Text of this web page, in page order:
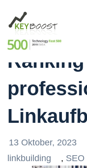
Steigern
13 Oktober, 2023
linkbuilding
, SEO